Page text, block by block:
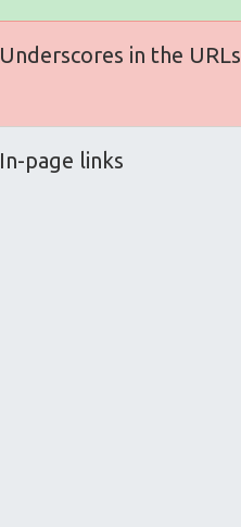
Underscores in the URLs
In-page links